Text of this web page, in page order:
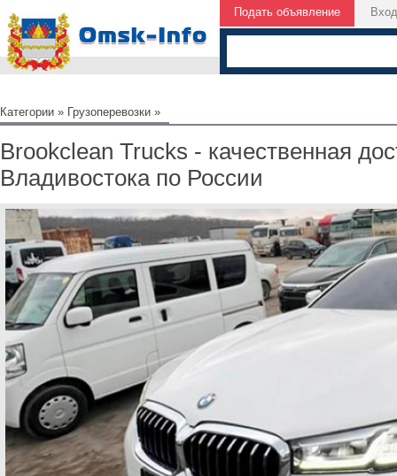
Подать объявление Вход
Категории » Грузоперевозки »
Brookclean Trucks - качественная
Владивостока по России